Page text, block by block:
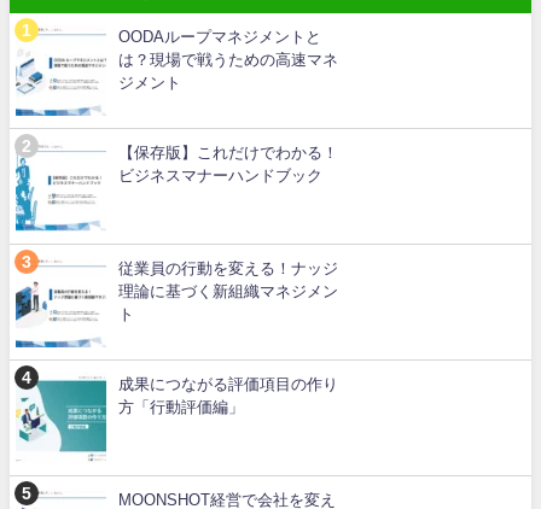
OODAループマネジメントと
は？現場で戦うための高速マネ
ジメント
【保存版】これだけでわかる！
ビジネスマナーハンドブック
従業員の行動を変える！ナッジ
理論に基づく新組織マネジメン
ト
成果につながる評価項目の作り
方「行動評価編」
MOONSHOT経営で会社を変え